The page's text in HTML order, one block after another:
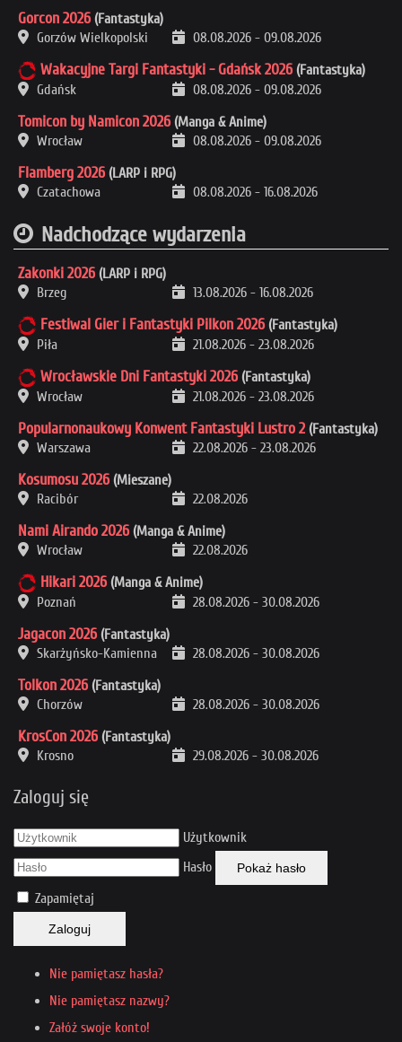
Gorcon 2026 (Fantastyka)
Gorzów Wielkopolski
08.08.2026 - 09.08.2026
Wakacyjne Targi Fantastyki - Gdańsk 2026 (Fantastyka)
Gdańsk
08.08.2026 - 09.08.2026
Tomicon by Namicon 2026 (Manga & Anime)
Wrocław
08.08.2026 - 09.08.2026
Flamberg 2026 (LARP i RPG)
Czatachowa
08.08.2026 - 16.08.2026
Nadchodzące wydarzenia
Zakonki 2026 (LARP i RPG)
Brzeg
13.08.2026 - 16.08.2026
Festiwal Gier i Fantastyki Pilkon 2026 (Fantastyka)
Piła
21.08.2026 - 23.08.2026
Wrocławskie Dni Fantastyki 2026 (Fantastyka)
Wrocław
21.08.2026 - 23.08.2026
Popularnonaukowy Konwent Fantastyki Lustro 2 (Fantastyka)
Warszawa
22.08.2026 - 23.08.2026
Kosumosu 2026 (Mieszane)
Racibór
22.08.2026
Nami Airando 2026 (Manga & Anime)
Wrocław
22.08.2026
Hikari 2026 (Manga & Anime)
Poznań
28.08.2026 - 30.08.2026
Jagacon 2026 (Fantastyka)
Skarżyńsko-Kamienna
28.08.2026 - 30.08.2026
Tolkon 2026 (Fantastyka)
Chorzów
28.08.2026 - 30.08.2026
KrosCon 2026 (Fantastyka)
Krosno
29.08.2026 - 30.08.2026
Zaloguj się
Użytkownik
Hasło
Pokaż hasło
Zapamiętaj
Zaloguj
Nie pamiętasz hasła?
Nie pamiętasz nazwy?
Załóż swoje konto!